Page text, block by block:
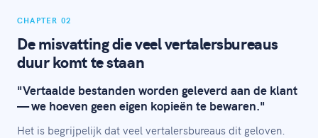
CHAPTER 02
De misvatting die veel vertalersbureaus
duur komt te staan
"Vertaalde bestanden worden geleverd aan de klant
— we hoeven geen eigen kopieën te bewaren."
Het is begrijpelijk dat veel vertalersbureaus dit geloven.